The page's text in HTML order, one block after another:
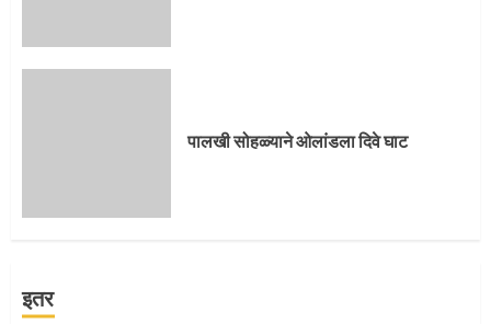
पालखी सोहळ्याने ओलांडला दिवे घाट
इतर